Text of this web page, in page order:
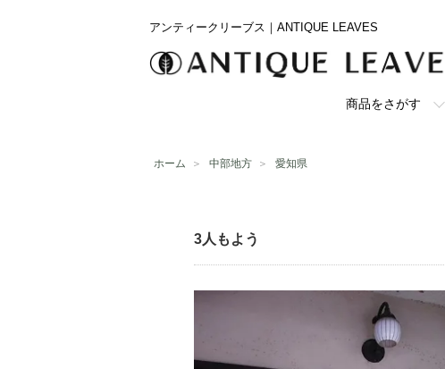
アンティークリーブス｜ANTIQUE LEAVES
商品をさがす
ホーム ＞ 中部地方 ＞ 愛知県
3人もよう